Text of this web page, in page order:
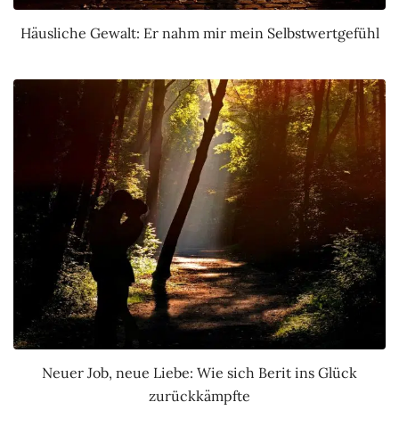
Häusliche Gewalt: Er nahm mir mein Selbstwertgefühl
Neuer Job, neue Liebe: Wie sich Berit ins Glück
zurückkämpfte